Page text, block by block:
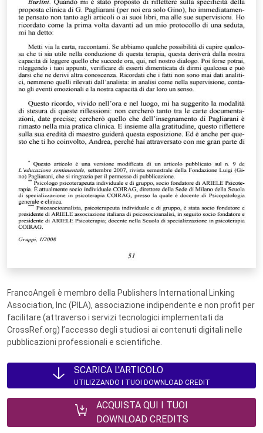
FrancoAngeli è membro della Publishers International Linking
Association, Inc (PILA), associazione indipendente e non profit per
facilitare (attraverso i servizi tecnologici implementati da
CrossRef.org) l’accesso degli studiosi ai contenuti digitali nelle
pubblicazioni professionali e scientifiche.
SCARICA L'ARTICOLO
UTILIZZANDO I TUOI DOWNLOAD CREDIT
ACQUISTA QUI I TUOI
DOWNLOAD CREDITS